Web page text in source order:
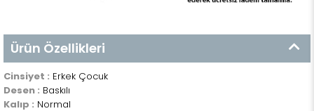
Ürün Özellikleri
Cinsiyet : Erkek Çocuk
Desen : Baskılı
Kalıp : Normal